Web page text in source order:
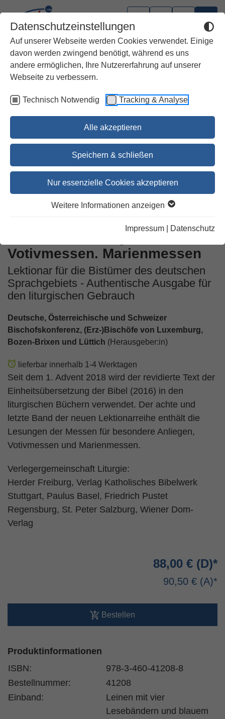
Datenschutzeinstellungen
Auf unserer Webseite werden Cookies verwendet. Einige
davon werden zwingend benötigt, während es uns
andere ermöglichen, Ihre Nutzererfahrung auf unserer
Webseite zu verbessern.
Technisch Notwendig Tracking & Analyse
Alle akzeptieren
Speichern & schließen
Nur essenzielle Cookies akzeptieren
Weitere Informationen anzeigen
Impressum Datenschutz
Die Feier der Heiligen Messe
Lektionar Band VIII - Für
besondere Anliegen.
Votivmessen. Marienmessen
Lektionar für die Bistümer des deutschen
Sprachgebiets - Authentische Ausgabe für
den liturgischen Gebrauch
Deutsche, Österreichische und Schweizer
Bischofskonferenz, (Erz-)Bischöfe von Luxemburg,
Bozen-Brixen und Lüttich (Herausgeber:in)
lieferbar innerhalb 1-4 Werktagen
Seit dem 1. Advent 2018 wird der revidierte Text der
Einheitsübersetzung der Bibel (2016) in den
liturgischen Büchern verwendet. Der achte und
letzte Band der neuen Lektionarreihe enthält die
Lesungen der Messen für besondere Anliegen,
Votivmessen und Marienmessen.
Verlegergemeinschaft Liturgie:
Herder Freiburg, Verlag Katholisches Bibelwerk
Stuttgart, Paulus Basel, Friedrich Pustet
Regensburg, St. Peter Salzburg, Wiener Dom-
Verlag
88,00 €
90,50 €
Bestellen
Produktinformationen
ISBN:
978-3-460-41208-8
Bestellnummer:
41208
Einband:
Leinen mit vier
Lesebändern und blauem